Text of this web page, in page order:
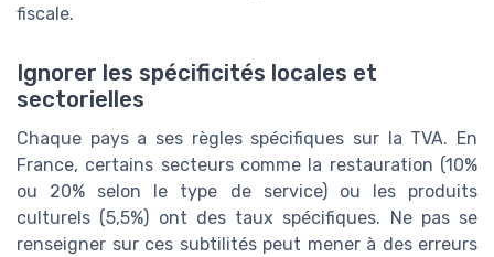
fiscale.
Ignorer les spécificités locales et
sectorielles
Chaque pays a ses règles spécifiques sur la TVA. En
France, certains secteurs comme la restauration (10%
ou 20% selon le type de service) ou les produits
culturels (5,5%) ont des taux spécifiques. Ne pas se
renseigner sur ces subtilités peut mener à des erreurs